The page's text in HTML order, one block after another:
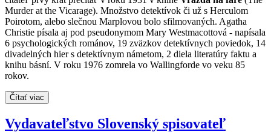
Murder at the Vicarage). Množstvo detektívok či už s Herculom
Poirotom, alebo slečnou Marplovou bolo sfilmovaných. Agatha
Christie písala aj pod pseudonymom Mary Westmacottová - napísala
6 psychologických románov, 19 zväzkov detektívnych poviedok, 14
divadelných hier s detektívnym námetom, 2 diela literatúry faktu a
knihu básní. V roku 1976 zomrela vo Wallingforde vo veku 85
rokov.
Čítať viac
Vydavateľstvo Slovenský spisovateľ